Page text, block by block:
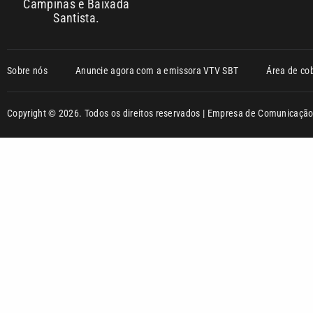
Campinas e Baixada
Santista.
Sobre nós Anuncie agora com a emissora VTV SBT Área de
Copyright © 2026. Todos os direitos reservados | Empresa de